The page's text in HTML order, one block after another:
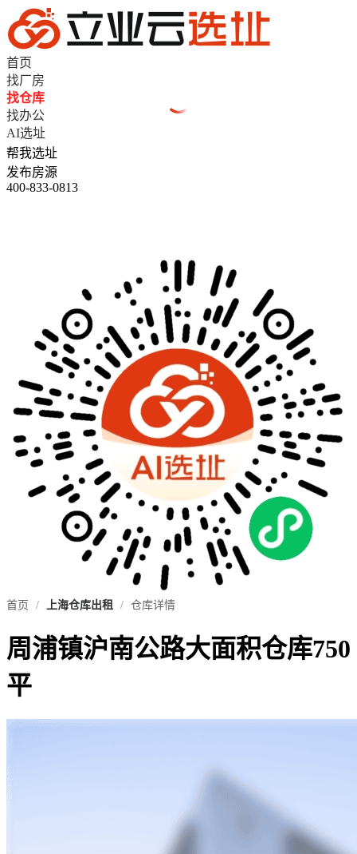
首页
找厂房
找仓库
找办公
AI选址
帮我选址
发布房源
400-833-0813
首页 / 上海仓库出租 / 仓库详情
周浦镇沪南公路大面积仓库750
平